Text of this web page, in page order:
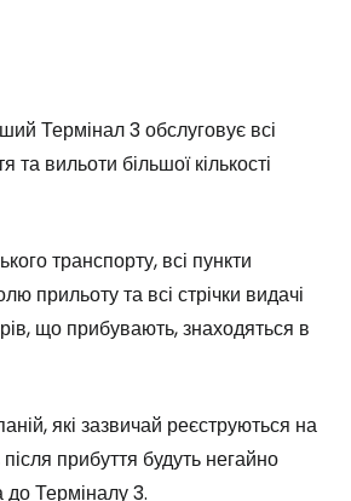
Термінал 3 обслуговує всі
та вильоти більшої кількості
транспорту, всі пункти
прильоту та всі стрічки видачі
що прибувають, знаходяться в
які зазвичай реєструються на
після прибуття будуть негайно
до Терміналу 3.